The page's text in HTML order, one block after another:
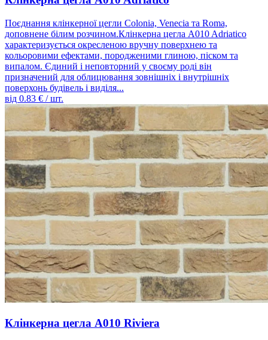
Поєднання клінкерної цегли Colonia, Venecia та Roma,
доповнене білим розчином.Клінкерна цегла A010 Adriatico
характеризується окресленою вручну поверхнею та
кольоровими ефектами, породженими глиною, піском та
випалом. Єдиний і неповторний у своєму роді він
призначений для облицювання зовнішніх і внутрішніх
поверхонь будівель і виділя...
від 0.83 € / шт.
Клінкерна цегла A010 Riviera